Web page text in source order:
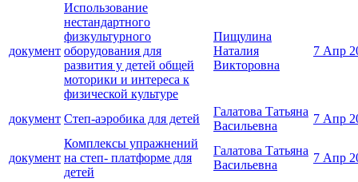
документ
Использование
нестандартного
физкультурного
оборудования для
развития у детей общей
моторики и интереса к
физической культуре
Пищулина
Наталия
Викторовна
7 Апр
документ Степ-аэробика для детей
Галатова Татьяна
Васильевна
7 Апр
документ
Комплексы упражнений
на степ- платформе для
детей
Галатова Татьяна
Васильевна
7 Апр